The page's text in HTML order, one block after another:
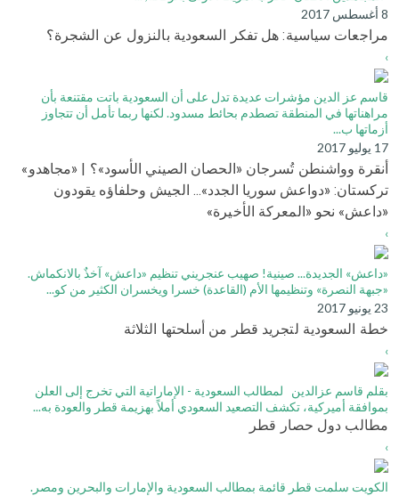
8 أغسطس 2017
مراجعات سياسية: هل تفكر السعودية بالنزول عن الشجرة؟
›
قاسم عز الدين مؤشرات عديدة تدل على أن السعودية باتت مقتنعة بأن
مراهناتها في المنطقة تصطدم بحائط مسدود. لكنها ربما تأمل أن تتجاوز
أزماتها ب...
17 يوليو 2017
أنقرة وواشنطن تُسرجان «الحصان الصيني الأسود»؟ | «مجاهدو»
تركستان: «دواعش سوريا الجدد»... الجيش وحلفاؤه يقودون
«داعش» نحو «المعركة الأخيرة»
›
«داعش» الجديدة... صينية! صهيب عنجريني تنظيم «داعش» آخذٌ بالانكماش.
«جبهة النصرة» وتنظيمها الأم (القاعدة) خسرا ويخسران الكثير من كو...
23 يونيو 2017
خطة السعودية لتجريد قطر من أسلحتها الثلاثة
›
بقلم قاسم عزالدين لمطالب السعودية - الإماراتية التي تخرج إلى العلن
بموافقة أميركية، تكشف التصعيد السعودي أملاً بهزيمة قطر والعودة به...
مطالب دول حصار قطر
›
الكويت سلمت قطر قائمة بمطالب السعودية والإمارات والبحرين ومصر.